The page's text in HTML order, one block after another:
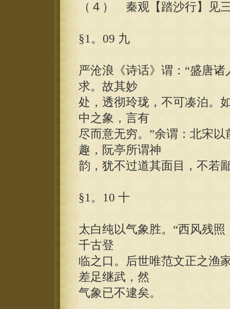
（４） 秦观【踏沙行】见
§1。09 九
严沧浪《诗话》谓：“盛唐
求。故其妙
处，透彻玲珑，不可凑泊。
中之象，言有
尽而意无穷。”余谓：北宋
趣，阮亭所谓神
韵，犹不过道其面目，不若
§1。10 十
太白纯以气象胜。“西风残
千古登
临之口。后世唯范文正之渔
差足继武，然
气象已不逮矣。